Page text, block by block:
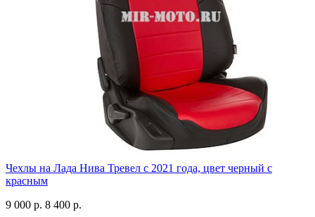
Чехлы на Лада Нива Тревел с 2021 года, цвет черный с
красным
9 000 р. 8 400 р.